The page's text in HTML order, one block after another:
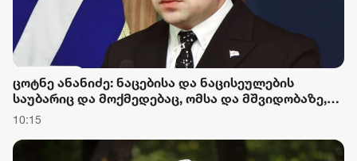
ცოტნე ანანიძე: ნაცებისა და ნაცისეულების
საუბარიც და მოქმედებაც, ომსა და მშვიდობაზე,
მუდმივად საქართველოს აზიანებდა და კვლავაც
10:15